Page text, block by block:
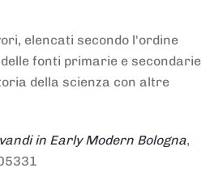
elencati secondo l'ordine
fonti primarie e secondarie
della scienza con altre
in Early Modern Bologna,